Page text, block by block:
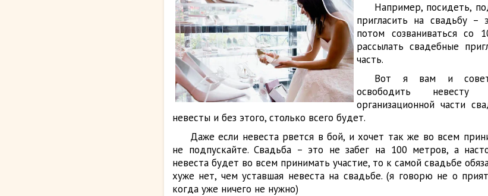
Например, посидеть,
пригласить на свадьбу –
потом созваниваться со
рассылать свадебные
часть.
Вот я вам и
освободить
организационной части
невесты и без этого, столько всего будет.
Даже если невеста рвется в бой, и хочет так же во всем
не подпускайте. Свадьба – это не забег на 100 метров, а
невеста будет во всем принимать участие, то к самой свадьбе
хуже нет, чем уставшая невеста на свадьбе. (я говорю не о
когда уже ничего не нужно)